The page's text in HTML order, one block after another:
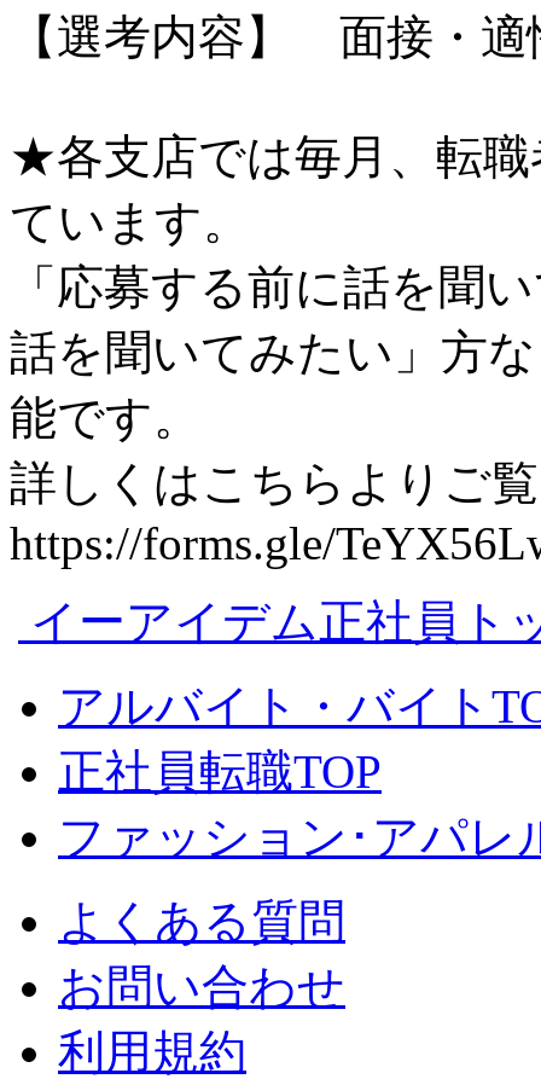
【選考内容】 面接・適
★各支店では毎月、転
ています。
「応募する前に話を聞
話を聞いてみたい」方
能です。
詳しくはこちらよりご
https://forms.gle/
イーアイデム正社員ト
アルバイト・バイト
正社員転職TOP
ファッション･アパレ
よくある質問
お問い合わせ
利用規約